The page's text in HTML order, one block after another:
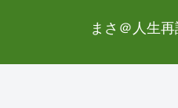
まさ＠人生